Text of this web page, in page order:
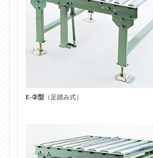
E-②型 （足踏み式）